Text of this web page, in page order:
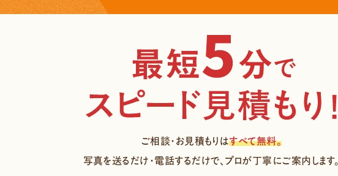
ご相談・お見積もりはすべて無料。
写真を送るだけ・電話するだけで、 プロが丁寧にご案内します。